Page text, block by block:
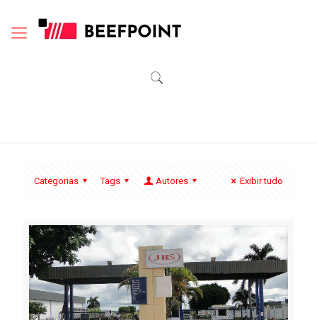
Categorias Tags Autores Exibir tudo